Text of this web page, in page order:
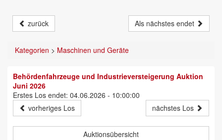
zurück Als nächstes endet
Kategorien > Maschinen und Geräte
Behördenfahrzeuge und Industrieversteigerung Auktion
Juni 2026
Erstes Los endet: 04.06.2026 - 10:00:00
vorheriges Los
nächstes Los
Auktionsübersicht